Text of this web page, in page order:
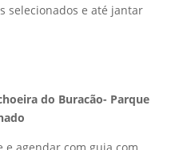
selecionados e até jantar
do Buracão- Parque